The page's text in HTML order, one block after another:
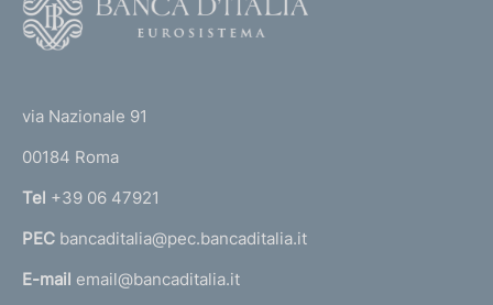
r
n
a
l
via Nazionale 91
00184 Roma
Tel +39 06 47921
PEC bancaditalia@pec.bancaditalia.it
E-mail email@bancaditalia.it